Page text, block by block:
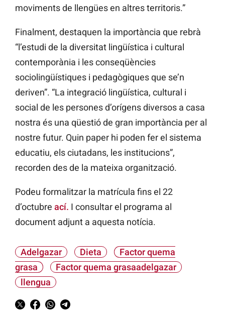
moviments de llengües en altres territoris.”
Finalment, destaquen la importància que rebrà
“l’estudi de la diversitat lingüística i cultural
contemporània i les conseqüències
sociolingüístiques i pedagògiques que se’n
deriven”. “La integració lingüística, cultural i
social de les persones d’orígens diversos a casa
nostra és una qüestió de gran importància per al
nostre futur. Quin paper hi poden fer el sistema
educatiu, els ciutadans, les institucions”,
recorden des de la mateixa organització.
Podeu formalitzar la matrícula fins el 22
d’octubre ací. I consultar el programa al
document adjunt a aquesta notícia.
Adelgazar Dieta
Factor quema
grasa
Factor quema grasaadelgazar
llengua